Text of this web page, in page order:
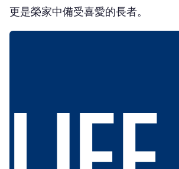
更是榮家中備受喜愛的長者。